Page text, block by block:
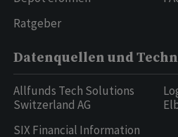
Ratgeber
Datenquellen und
Allfunds Tech Solutions
Switzerland AG
SIX Financial Information